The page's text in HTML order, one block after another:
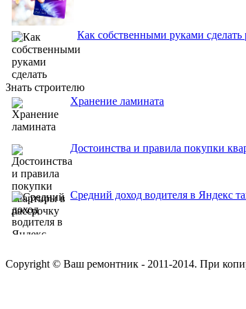
Как собственными руками сделать
Знать строителю
Хранение ламината
Достоинства и правила покупки
Средний доход водителя в Яндекс
Copyright © Ваш ремонтник - 2011-2014. При